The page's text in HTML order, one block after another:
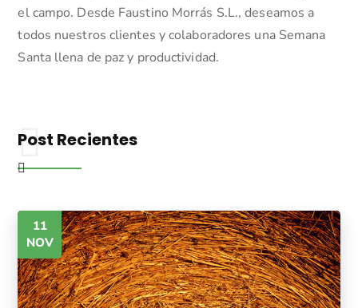
el campo. Desde Faustino Morrás S.L., deseamos a
todos nuestros clientes y colaboradores una Semana
Santa llena de paz y productividad.
Post Recientes
11
NOV